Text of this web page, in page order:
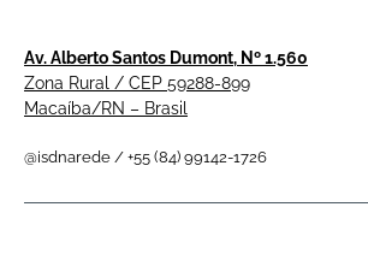
Av. Alberto Santos Dumont, Nº 1.560
Zona Rural / CEP 59288-899
Macaíba/RN – Brasil
@isdnarede / +55 (84) 99142-1726